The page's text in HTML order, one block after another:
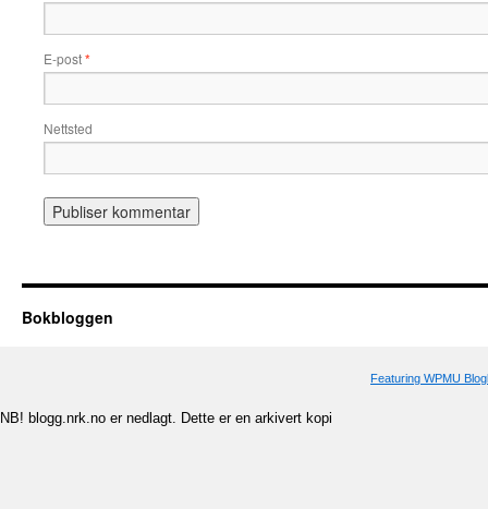
E-post*
Nettsted
Bokbloggen
Featuring WPMU
NB! blogg.nrk.no er nedlagt. Dette er en arkivert kopi